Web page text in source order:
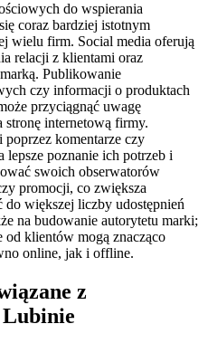
do wspierania
coraz bardziej istotnym
wielu firm. Social media oferują
relacji z klientami oraz
Publikowanie
czy informacji o produktach
przyciągnąć uwagę
internetową firmy.
komentarze czy
poznanie ich potrzeb i
swoich obserwatorów
promocji, co zwiększa
do większej liczby udostępnień
na budowanie autorytetu marki;
klientów mogą znacząco
online, jak i offline.
z
Lubinie